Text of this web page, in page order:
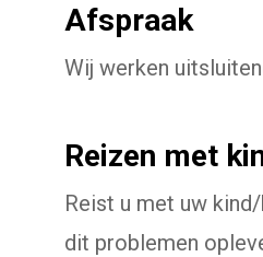
Afspraak
Wij werken
Reizen met
Reist u met uw
dit problemen